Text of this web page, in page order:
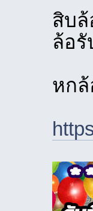
สิบล้
ล้อรั
หกล้